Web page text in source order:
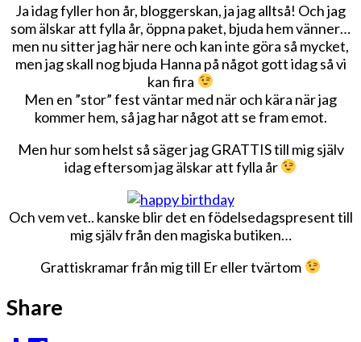
Ja idag fyller hon år, bloggerskan, ja jag alltså! Och jag
som älskar att fylla år, öppna paket, bjuda hem vänner…
men nu sitter jag här nere och kan inte göra så mycket,
men jag skall nog bjuda Hanna på något gott idag så vi
kan fira
Men en ”stor” fest väntar med när och kära när jag
kommer hem, så jag har något att se fram emot.
Men hur som helst så säger jag GRATTIS till mig själv
idag eftersom jag älskar att fylla år
Och vem vet.. kanske blir det en födelsedagspresent till
mig själv från den magiska butiken…
Grattiskramar från mig till Er eller tvärtom
Share